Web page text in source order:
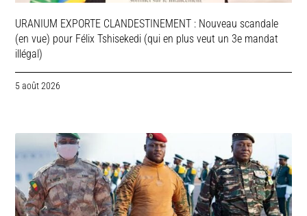
URANIUM EXPORTE CLANDESTINEMENT : Nouveau scandale
(en vue) pour Félix Tshisekedi (qui en plus veut un 3e mandat
illégal)
5 août 2026